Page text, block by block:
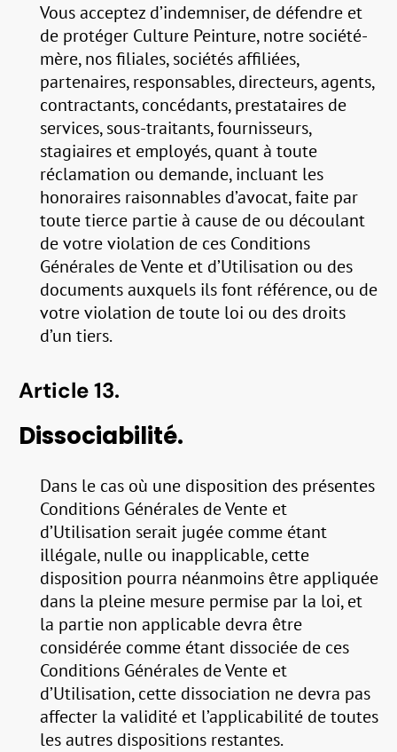
Vous acceptez d’indemniser, de défendre et
de protéger Culture Peinture, notre société-
mère, nos filiales, sociétés affiliées,
partenaires, responsables, directeurs, agents,
contractants, concédants, prestataires de
services, sous-traitants, fournisseurs,
stagiaires et employés, quant à toute
réclamation ou demande, incluant les
honoraires raisonnables d’avocat, faite par
toute tierce partie à cause de ou découlant
de votre violation de ces Conditions
Générales de Vente et d’Utilisation ou des
documents auxquels ils font référence, ou de
votre violation de toute loi ou des droits
d’un tiers.
Article 13.
Dissociabilité.
Dans le cas où une disposition des présentes
Conditions Générales de Vente et
d’Utilisation serait jugée comme étant
illégale, nulle ou inapplicable, cette
disposition pourra néanmoins être appliquée
dans la pleine mesure permise par la loi, et
la partie non applicable devra être
considérée comme étant dissociée de ces
Conditions Générales de Vente et
d’Utilisation, cette dissociation ne devra pas
affecter la validité et l’applicabilité de toutes
les autres dispositions restantes.